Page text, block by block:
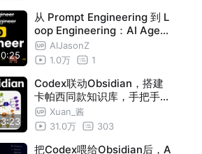
从 Prompt Engineering 到 L
oop Engineering：AI Agent
的下一层用法
AIJasonZ
1.0万
1
Codex联动Obsidian，搭建
卡帕西同款知识库，手把手教
程 Xuan_酱
31.0万
303
把Codex喂给Obsidian后，A